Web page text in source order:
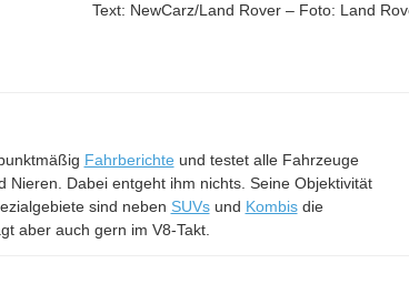
Text: NewCarz/Land Rover – Foto: Land
Fahrberichte und testet alle Fahrzeuge
Dabei entgeht ihm nichts. Seine Objektivität
sind neben SUVsund Kombisdie
aber auch gern im V8-Takt.